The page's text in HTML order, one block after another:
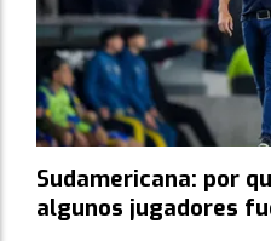
Sudamericana: por
algunos jugadores